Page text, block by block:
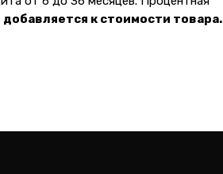
добавляется к стоимости товара.